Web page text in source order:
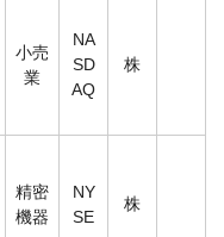
小売
業
NA
SD
AQ
株
精密
機器
NY
SE
株